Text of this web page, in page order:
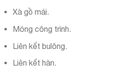
Xà gồ mái.
Móng công trình.
Liên kết bulông.
Liên kết hàn.